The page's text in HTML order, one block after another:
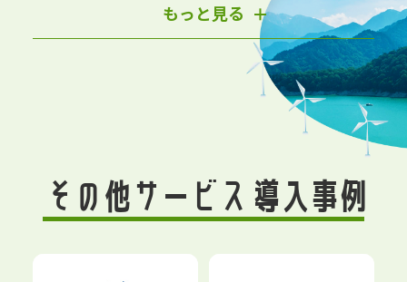
もっと見る
その他サービス 導入事例